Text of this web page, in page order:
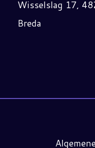
Wisselslag 17,
Breda